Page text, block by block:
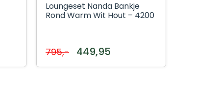
Loungeset Nanda Bankje
Rond Warm Wit Hout – 4200
795,- 449,95